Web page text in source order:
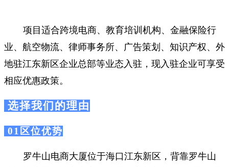
项目适合跨境电商、教育培训机构、金融保险行
业、航空物流、律师事务所、广告策划、知识产权、外
地驻江东新区企业总部等业态入驻，现入驻企业可享受
相应优惠政策。
选择我们的理由
01区位优势
罗牛山电商大厦位于海口江东新区，背靠罗牛山